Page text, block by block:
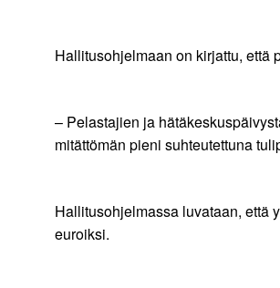
Hallitusohjelmaan on kirjattu, että
– Pelastajien ja
mitättömän pieni suhteutettuna
Hallitusohjelmassa luvataan, että
euroiksi.